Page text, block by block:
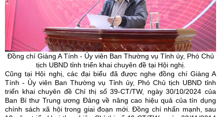
Đồng chí Giàng A Tính - Ủyviên Ban Thường vụ Tỉnh ủy, Phó Chủ
tịch UBND tỉnh triển khai chuyên đề tại Hội nghị.
Cũng tại Hội nghị, các đại biểu đã được nghe đồng chí Giàng A
Tính - Ủy viên Ban Thường vụ Tỉnh ủy, Phó Chủ tịch UBND tỉnh
triển khai chuyên đề Chỉ thị số 39-CT/TW, ngày 30/10/2024 của
Ban Bí thư Trung ương Đảng về nâng cao hiệu quả của tín dụng
chính sách xã hội trong giai đoạn mới. Đồng chí nhấn mạnh, sau